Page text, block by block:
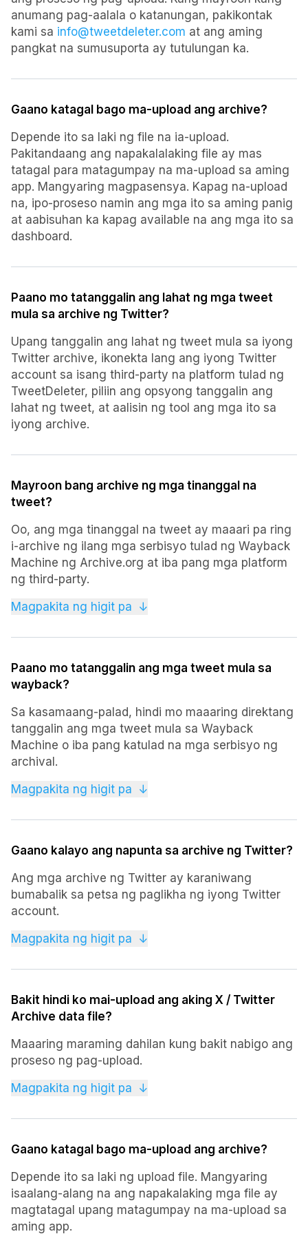
anumang pag-aalala o katanungan, pakikontak
kami sa info@tweetdeleter.com at ang aming
pangkat na sumusuporta ay tutulungan ka.
Gaano katagal bago ma-upload ang archive?
Depende ito sa laki ng file na ia-upload.
Pakitandaang ang napakalalaking file ay mas
tatagal para matagumpay na ma-upload sa aming
app. Mangyaring magpasensya. Kapag na-upload
na, ipo-proseso namin ang mga ito sa aming panig
at aabisuhan ka kapag available na ang mga ito sa
dashboard.
Paano mo tatanggalin ang lahat ng mga tweet
mula sa archive ng Twitter?
Upang tanggalin ang lahat ng tweet mula sa iyong
Twitter archive, ikonekta lang ang iyong Twitter
account sa isang third-party na platform tulad ng
TweetDeleter, piliin ang opsyong tanggalin ang
lahat ng tweet, at aalisin ng tool ang mga ito sa
iyong archive.
Mayroon bang archive ng mga tinanggal na
tweet?
Oo, ang mga tinanggal na tweet ay maaari pa ring
i-archive ng ilang mga serbisyo tulad ng Wayback
Machine ng Archive.org at iba pang mga platform
ng third-party.
Gayunpaman, ang pag-access sa mga tinanggal
kailan at kung sila ay na-archive, na ginagawang
Magpakita ng higit pa ↓
Paano mo tatanggalin ang mga tweet mula sa
wayback?
Sa kasamaang-palad, hindi mo maaaring direktang
tanggalin ang mga tweet mula sa Wayback
Machine o iba pang katulad na mga serbisyo ng
archival.
Kapag na-archive ang isang tweet, magiging
Gayunpaman, maaari mong tanggalin ang mga
maiwasang ma-archive ang mga ito sa hinaharap.
Magpakita ng higit pa ↓
Gaano kalayo ang napunta sa archive ng Twitter?
Ang mga archive ng Twitter ay karaniwang
bumabalik sa petsa ng paglikha ng iyong Twitter
account.
Gayunpaman, kung nagtanggal ka ng mga tweet o
maaaring hindi lumabas ang mga ito sa iyong
maaaring may sariling mga limitasyon sa kung
gaano kalayo sila makakabawi ng mga tweet.
Magpakita ng higit pa ↓
Bakit hindi ko mai-upload ang aking X / Twitter
Archive data file?
Maaaring maraming dahilan kung bakit nabigo ang
proseso ng pag-upload.
Kung mayroon kang anumang mga alalahanin o
info@tweetdeleter.comat tutulungan ka ng aming
Magpakita ng higit pa ↓
Gaano katagal bago ma-upload ang archive?
Depende ito sa laki ng upload file. Mangyaring
isaalang-alang na ang napakalaking mga file ay
magtatagal upang matagumpay na ma-upload sa
aming app.